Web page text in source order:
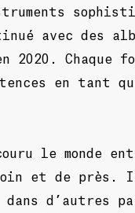
avec des
en 2020.
en tant
le monde
et de près.
d’autres